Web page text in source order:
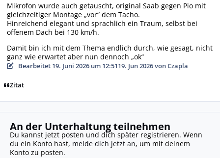
Mikrofon wurde auch getauscht, original Saab gegen Pio mit
gleichzeitiger Montage „vor“ dem Tacho.
Hinreichend elegant und sprachlich ein Traum, selbst bei
offenem Dach bei 130 km/h.
Damit bin ich mit dem Thema endlich durch, wie gesagt, nicht
ganz wie erwartet aber nun dennoch „ok“
Bearbeitet 19. Juni 2026 um 12:5119. Jun 2026von Czapla
Zitat
An der Unterhaltung teilnehmen
Du kannst jetzt posten und dich später registrieren. Wenn
du ein Konto hast, melde dich jetzt an, um mit deinem
Konto zu posten.